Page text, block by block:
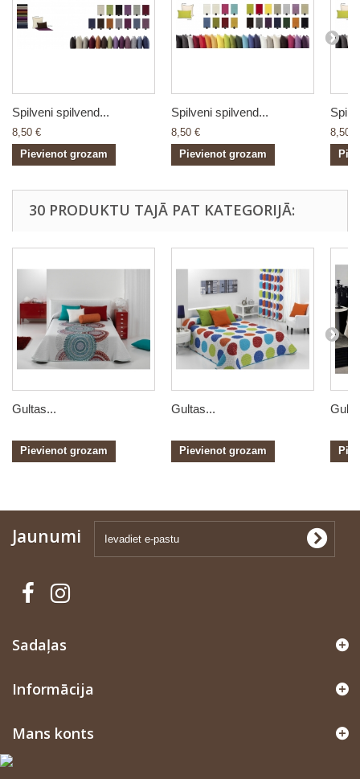
Spilveni spilvend...
8,50 €
Pievienot grozam
Spilveni spilvend...
8,50 €
Pievienot grozam
8,50 €
30 PRODUKTU TAJĀ PAT KATEGORIJĀ:
Gultas...
Pievienot grozam
Gultas...
Pievienot grozam
Jaunumi
Sadaļas
Informācija
Mans konts